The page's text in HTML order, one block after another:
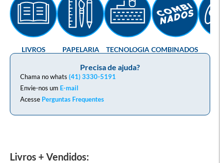
Precisa de ajuda?
Chama no whats (41) 3330-5191
Envie-nos um E-mail
Acesse Perguntas Frequentes
LIVROS PAPELARIA TECNOLOGIA COMBINADOS
Livros + Vendidos: